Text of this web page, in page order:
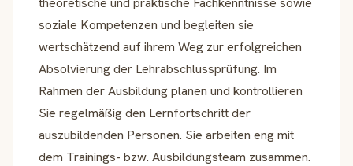
soziale Kompetenzen und begleiten sie
wertschätzend auf ihrem Weg zur erfolgreichen
Absolvierung der Lehrabschlussprüfung. Im
Rahmen der Ausbildung planen und kontrollieren
Sie regelmäßig den Lernfortschritt der
auszubildenden Personen. Sie arbeiten eng mit
dem Trainings- bzw. Ausbildungsteam zusammen.